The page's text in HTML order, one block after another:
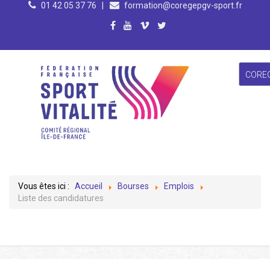
01 42 05 37 76 formation@coregepgv-sport.fr
Vous êtes ici : Accueil Bourses
Emplois
Liste des candidatures